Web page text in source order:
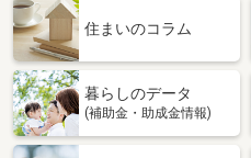
住まいのコラム
暮らしのデータ
(補助金・助成金情報)